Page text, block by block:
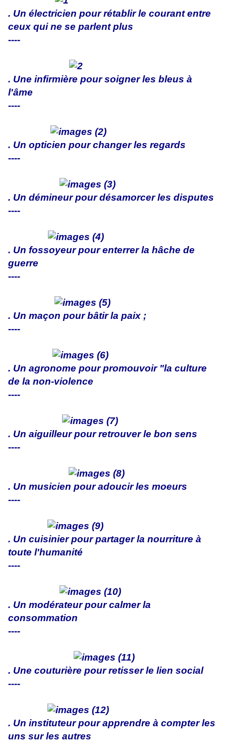
. Un électricien pour rétablir le courant entre
ceux qui ne se parlent plus
----
. Une infirmière pour soigner les bleus à
l'âme
----
. Un opticien pour changer les regards
----
. Un démineur pour désamorcer les disputes
----
. Un fossoyeur pour enterrer la hâche de
guerre
----
. Un maçon pour bâtir la paix ;
----
. Un agronome pour promouvoir "la culture
de la non-violence
----
. Un aiguilleur pour retrouver le bon sens
----
. Un musicien pour adoucir les moeurs
----
. Un cuisinier pour partager la nourriture à
toute l'humanité
----
. Un modérateur pour calmer la
consommation
----
. Une couturière pour retisser le lien social
----
. Un instituteur pour apprendre à compter les
uns sur les autres